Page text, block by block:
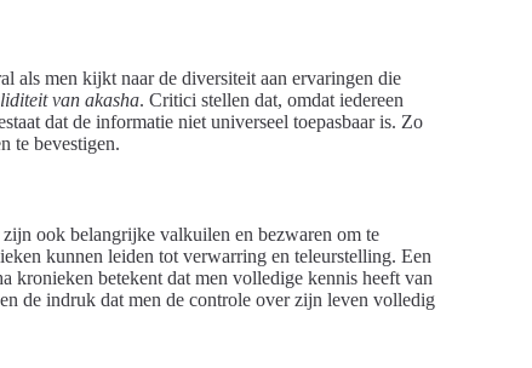
als men kijkt naar de diversiteit aan ervaringen die
van akasha. Critici stellen dat, omdat iedereen
dat de informatie niet universeel toepasbaar is. Zo
te bevestigen.
ook belangrijke valkuilen en bezwaren om te
kunnen leiden tot verwarring en teleurstelling. Een
kronieken betekent dat men volledige kennis heeft van
de indruk dat men de controle over zijn leven volledig